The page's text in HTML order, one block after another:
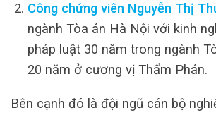
Công chứng viên Nguyễn Thị
ngành Tòa án Hà Nội với kinh
pháp luật 30 năm trong ngành
20 năm ở cương vị Thẩm Phán.
Bên cạnh đó là đội ngũ cán bộ